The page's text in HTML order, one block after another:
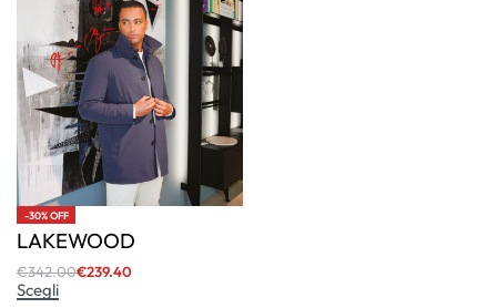
-30% OFF
LAKEWOOD
€342.00€239.40
Scegli